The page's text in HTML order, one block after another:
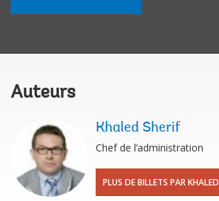
Auteurs
Khaled Sherif
Chef de l’administration
PLUS DE BILLETS PAR KHALED